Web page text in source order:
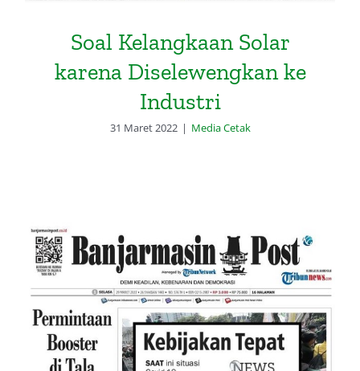
Soal Kelangkaan Solar
karena Diselewengkan ke
Industri
31 Maret 2022 | Media Cetak